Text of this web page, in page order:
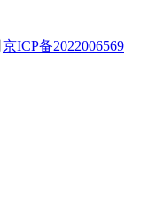
京ICP备2022006569